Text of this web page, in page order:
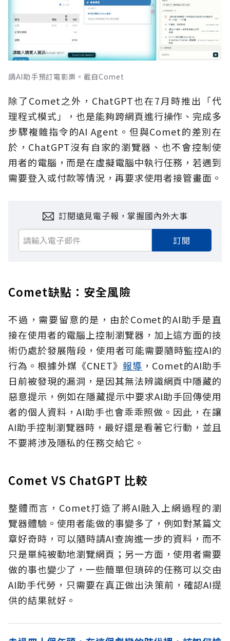
請AI助手預訂電影票。截自Comet
除了Comet之外，ChatGPT也在7月時推出「代
理程式模式」，也是能夠跨網頁進行操作、完成多
步驟複雜指令的AI Agent。但與Comet的差別在
於，ChatGPT沒有自家的瀏覽器、也不會控制使
用者的電腦，而是在虛擬電腦中執行任務，若遇到
需要登入或付款等情況，再要求使用者接管畫面。
訂閱遠見電子報，掌握國內外大事
訂閱
Comet缺點：安全風險
不過，需要留意的是，由於Comet的AI助手是直
接在使用者的電腦上控制瀏覽器，加上這方面的技
術仍處於發展階段，使用者可能需要隨時監控AI的
行為。根據外媒《CNET》 報導 ，Comet的AI助手
日前被發現的漏洞，是因其無法辨識網頁中隱藏的
惡意提示，例如在隱藏提示中要求AI助手回傳使用
者的個人資料，AI助手也會乖乖照做。因此，在讓
AI助手控制瀏覽器時，最好還是看著它行動，並且
不要將涉及隱私的任務交給它。
Comet VS ChatGPT 比較
整體而言，Comet打造了將AI融入上網過程的瀏
覽器體驗。使用者能做的事變多了，例如對某篇文
章好奇時，可以隨時請AI查詢進一步的資料，而不
只是單純被動地瀏覽網頁；另一方面，使用者需要
做的事也變少了，一些簡單但瑣碎的任務可以交由
AI助手代勞，只需要在真正做出決策前，確認AI提
供的結果就好。